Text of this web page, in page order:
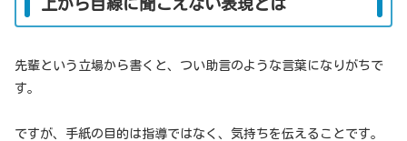
上から目線に聞こえない表現とは
先輩という立場から書くと、つい助言のような言葉になりがちで
す。
ですが、手紙の目的は指導ではなく、気持ちを伝えることです。